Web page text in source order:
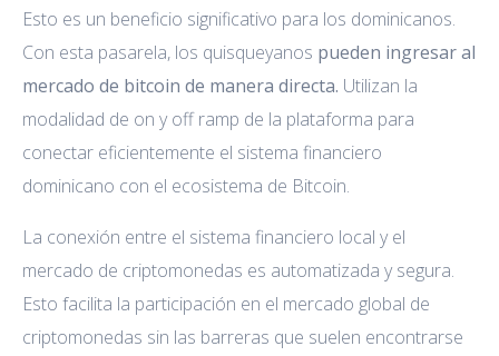
Esto es un beneficio significativo para los dominicanos.
Con esta pasarela, los quisqueyanos pueden ingresar al
mercado de bitcoin de manera directa. Utilizan la
modalidad de on y off ramp de la plataforma para
conectar eficientemente el sistema financiero
dominicano con el ecosistema de Bitcoin.
La conexión entre el sistema financiero local y el
mercado de criptomonedas es automatizada y segura.
Esto facilita la participación en el mercado global de
criptomonedas sin las barreras que suelen encontrarse